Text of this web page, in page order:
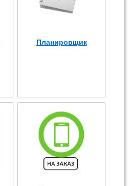
Планировщик